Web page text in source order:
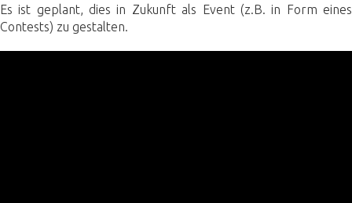
Es ist geplant, dies in Zukunft als Event (z.B. in Form eines
Contests) zu gestalten.